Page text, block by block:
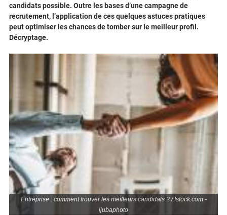
Entreprise : comment trouver les meilleurs candidats ? / Istock.com -
ljubaphoto
candidats possible. Outre les bases d’une campagne de
recrutement, l’application de ces quelques astuces pratiques
peut optimiser les chances de tomber sur le meilleur profil.
Décryptage.